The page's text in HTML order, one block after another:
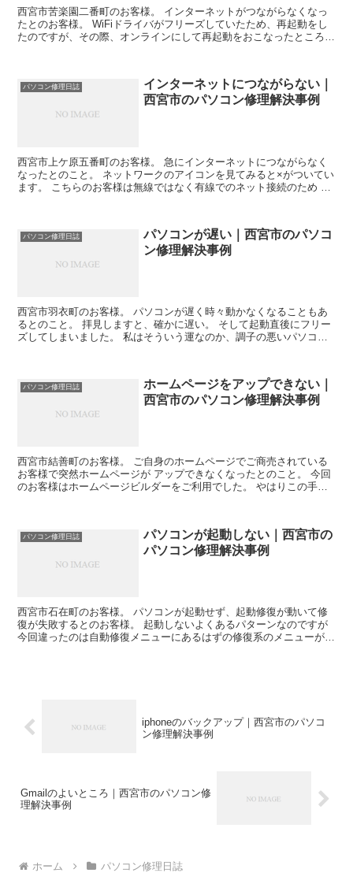
西宮市苦楽園二番町のお客様。 インターネットがつながらなくなっ
たとのお客様。 WiFiドライバがフリーズしていたため、再起動をし
たのですが、その際、オンラインにして再起動をおこなったところ偶
パソコン修理日誌
インターネットにつながらない｜
西宮市のパソコン修理解決事例
西宮市上ケ原五番町のお客様。 急にインターネットにつながらなく
なったとのこと。 ネットワークのアイコンを見てみると×がついてい
ます。 こちらのお客様は無線ではなく有線でのネット接続のため 結
パソコン修理日誌
パソコンが遅い｜西宮市のパソコ
ン修理解決事例
西宮市羽衣町のお客様。 パソコンが遅く時々動かなくなることもあ
るとのこと。 拝見しますと、確かに遅い。 そして起動直後にフリー
ズしてしまいました。 私はそういう運なのか、調子の悪いパソコン
パソコン修理日誌
ホームページをアップできない｜
西宮市のパソコン修理解決事例
西宮市結善町のお客様。 ご自身のホームページでご商売されている
お客様で突然ホームページが アップできなくなったとのこと。 今回
のお客様はホームページビルダーをご利用でした。 やはりこの手の
パソコン修理日誌
パソコンが起動しない｜西宮市の
パソコン修理解決事例
西宮市石在町のお客様。 パソコンが起動せず、起動修復が動いて修
復が失敗するとのお客様。 起動しないよくあるパターンなのですが
今回違ったのは自動修復メニューにあるはずの修復系のメニューがま
iphoneのバックアップ｜西宮市のパソコ
ン修理解決事例
Gmailのよいところ｜西宮市のパソコン修
理解決事例
ホーム パソコン修理日誌